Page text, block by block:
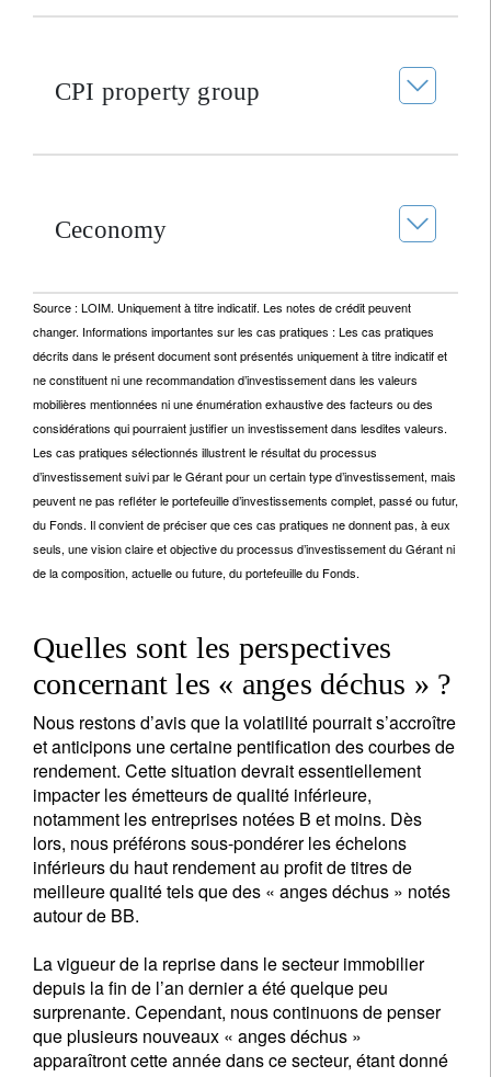
CPI property group
Ceconomy
Source : LOIM. Uniquement à titre indicatif. Les notes de crédit peuvent
changer. Informations importantes sur les cas pratiques : Les cas pratiques
décrits dans le présent document sont présentés uniquement à titre indicatif et
ne constituent ni une recommandation d’investissement dans les valeurs
mobilières mentionnées ni une énumération exhaustive des facteurs ou des
considérations qui pourraient justifier un investissement dans lesdites valeurs.
Les cas pratiques sélectionnés illustrent le résultat du processus
d’investissement suivi par le Gérant pour un certain type d’investissement, mais
peuvent ne pas refléter le portefeuille d’investissements complet, passé ou futur,
du Fonds. Il convient de préciser que ces cas pratiques ne donnent pas, à eux
seuls, une vision claire et objective du processus d’investissement du Gérant ni
de la composition, actuelle ou future, du portefeuille du Fonds.
Quelles sont les perspectives
concernant les « anges déchus » ?
Nous restons d’avis que la volatilité pourrait s’accroître
et anticipons une certaine pentification des courbes de
rendement. Cette situation devrait essentiellement
impacter les émetteurs de qualité inférieure,
notamment les entreprises notées B et moins. Dès
lors, nous préférons sous-pondérer les échelons
inférieurs du haut rendement au profit de titres de
meilleure qualité tels que des « anges déchus » notés
autour de BB.
La vigueur de la reprise dans le secteur immobilier
depuis la fin de l’an dernier a été quelque peu
surprenante. Cependant, nous continuons de penser
que plusieurs nouveaux « anges déchus »
apparaîtront cette année dans ce secteur, étant donné